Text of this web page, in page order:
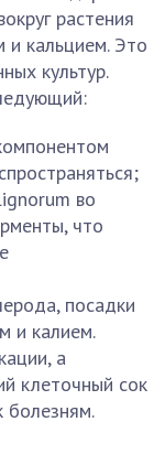
растения
кальцием. Это
культур.
во
что
посадки
и калием.
а
клеточный сок
болезням.